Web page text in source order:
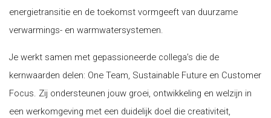
energietransitie en de toekomst vormgeeft van duurzame
verwarmings- en warmwatersystemen.
Je werkt samen met gepassioneerde collega’s die de
kernwaarden delen: One Team, Sustainable Future en Customer
Focus. Zij ondersteunen jouw groei, ontwikkeling en welzijn in
een werkomgeving met een duidelijk doel die creativiteit,